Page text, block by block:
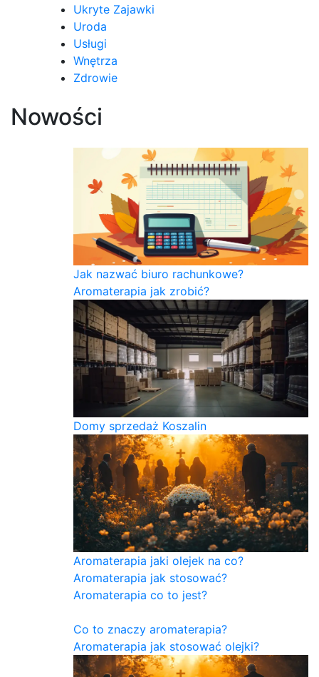
Ukryte Zajawki
Uroda
Usługi
Wnętrza
Zdrowie
Nowości
Jak nazwać biuro rachunkowe?
Aromaterapia jak zrobić?
Domy sprzedaż Koszalin
Aromaterapia jaki olejek na co?
Aromaterapia jak stosować?
Aromaterapia co to jest?
Co to znaczy aromaterapia?
Aromaterapia jak stosować olejki?